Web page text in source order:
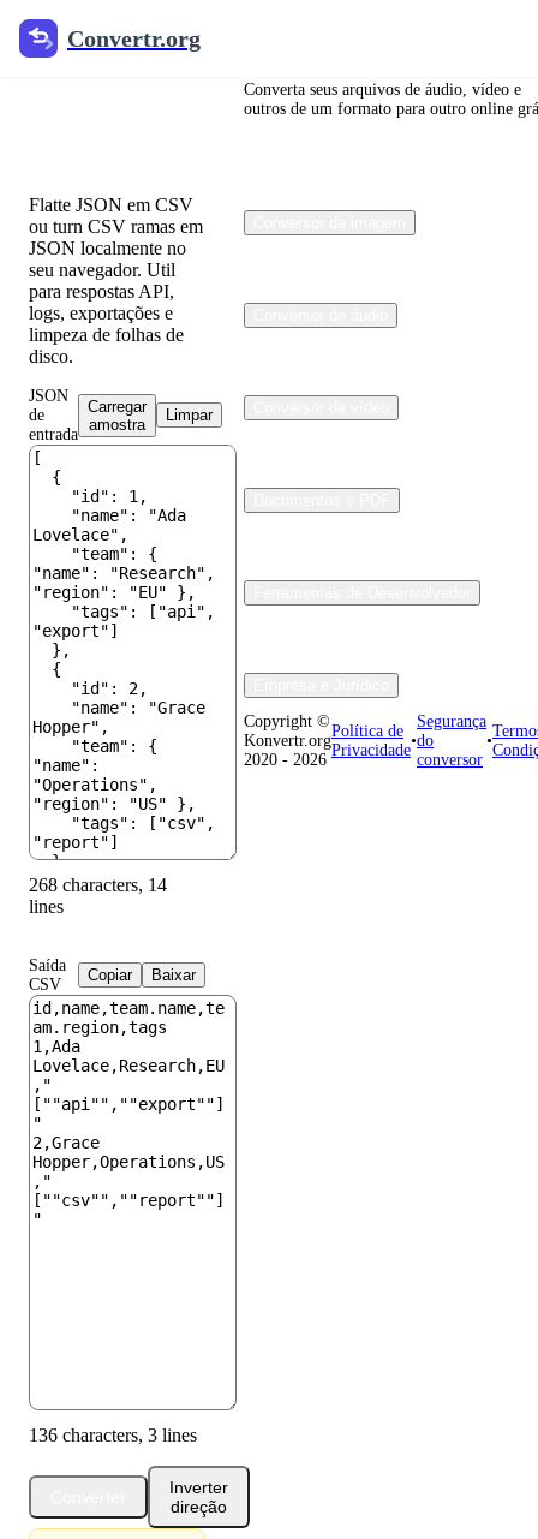
Convertr.org
Conversor
Flatte JSON em CSV
ou turn CSV ramas em
JSON localmente no
seu navegador. Util
para respostas API,
logs, exportações e
limpeza de folhas de
disco.
JSON
de
entrada
Carregar
amostra
Limpar
268 characters, 14
lines
Saída
CSV
Copiar Baixar
136 characters, 3 lines
Inverter
direção
Converta seus arquivos de áudio, vídeo e
outros de um formato para outro online
Copyright ©
Konvertr.org
2020 - 2026
Política de
Privacidade
•
Segurança
do
conversor
•